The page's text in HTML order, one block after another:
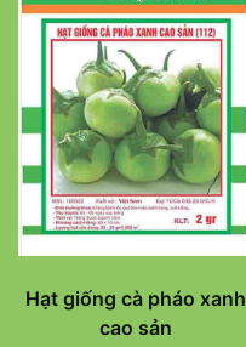
Hạt giống cà pháo xanh
cao sản